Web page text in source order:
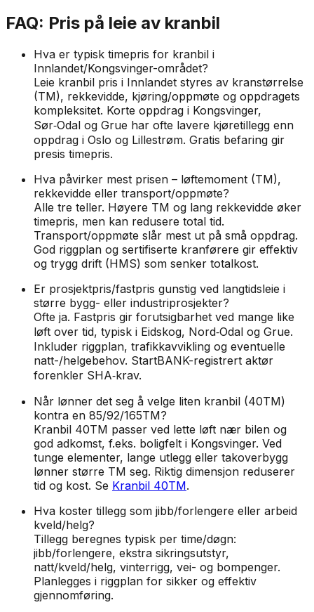
FAQ: Pris på leie av kranbil
Hva er typisk timepris for kranbil i
Innlandet/Kongsvinger-området?
Leie kranbil pris i Innlandet styres av kranstørrelse
(TM), rekkevidde, kjøring/oppmøte og oppdragets
kompleksitet. Korte oppdrag i Kongsvinger,
Sør‑Odal og Grue har ofte lavere kjøretillegg enn
oppdrag i Oslo og Lillestrøm. Gratis befaring gir
presis timepris.
Hva påvirker mest prisen – løftemoment (TM),
rekkevidde eller transport/oppmøte?
Alle tre teller. Høyere TM og lang rekkevidde øker
timepris, men kan redusere total tid.
Transport/oppmøte slår mest ut på små oppdrag.
God riggplan og sertifiserte kranførere gir effektiv
og trygg drift (HMS) som senker totalkost.
Er prosjektpris/fastpris gunstig ved langtidsleie i
større bygg- eller industriprosjekter?
Ofte ja. Fastpris gir forutsigbarhet ved mange like
løft over tid, typisk i Eidskog, Nord‑Odal og Grue.
Inkluder riggplan, trafikkavvikling og eventuelle
natt-/helgebehov. StartBANK-registrert aktør
forenkler SHA‑krav.
Når lønner det seg å velge liten kranbil (40TM)
kontra en 85/92/165TM?
Kranbil 40TM passer ved lette løft nær bilen og
god adkomst, f.eks. boligfelt i Kongsvinger. Ved
tunge elementer, lange utlegg eller takoverbygg
lønner større TM seg. Riktig dimensjon reduserer
tid og kost. Se Kranbil 40TM.
Hva koster tillegg som jibb/forlengere eller arbeid
kveld/helg?
Tillegg beregnes typisk per time/døgn:
jibb/forlengere, ekstra sikringsutstyr,
natt/kveld/helg, vinterrigg, vei- og bompenger.
Planlegges i riggplan for sikker og effektiv
gjennomføring.